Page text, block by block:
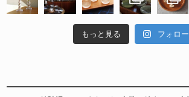
もっと見る フォロー